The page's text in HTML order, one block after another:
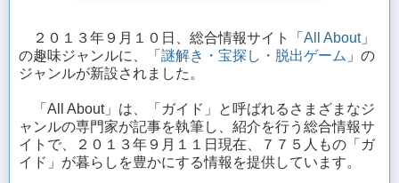
２０１３年９月１０日、総合情報サイト「 All About」
の趣味ジャンルに、「 謎解き・宝探し・脱出ゲーム 」の
ジャンルが新設されました。
「All About」は、「ガイド」と呼ばれるさまざまなジ
ャンルの専門家が記事を執筆し、紹介を行う総合情報サ
イトで、２０１３年９月１１日現在、７７５人もの「ガ
イド」が暮らしを豊かにする情報を提供しています。